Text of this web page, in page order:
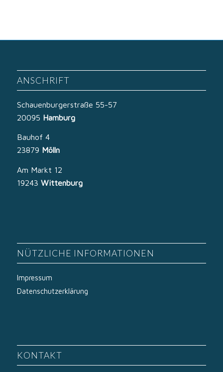
ANSCHRIFT
Schauenburgerstraße 55-57
20095 Hamburg
Bauhof 4
23879 Mölln
Am Markt 12
19243 Wittenburg
NÜTZLICHE INFORMATIONEN
Impressum
Datenschutzerklärung
KONTAKT